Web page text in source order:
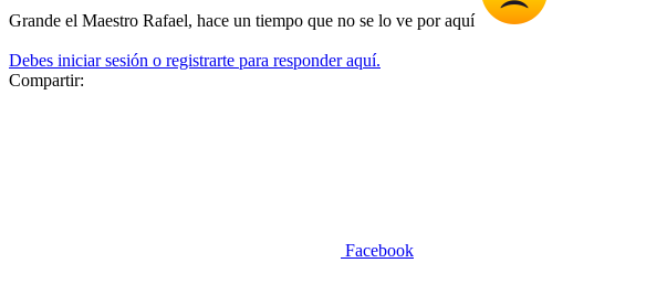
Grande el Maestro Rafael, hace un tiempo que no se lo ve por aquí
Debes iniciar sesión o registrarte para responder aquí.
Compartir:
Facebook